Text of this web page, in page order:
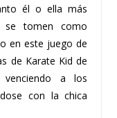
él o ella más
se tomen como
en este juego de
de Karate Kid de
a los
con la chica